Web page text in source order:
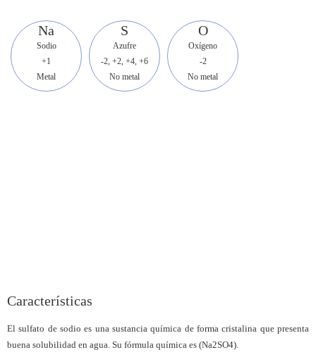
Na
Sodio
+1
Metal
S
Azufre
-2, +2, +4, +6
No metal
O
Oxígeno
-2
No metal
Características
El sulfato de sodio es una sustancia química de forma cristalina que presenta
buena solubilidad en agua. Su fórmula química es (Na2SO4).